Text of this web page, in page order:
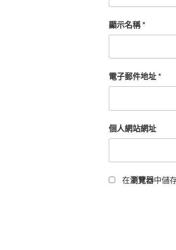
顯示名稱*
電子郵件地址*
個人網站網址
在瀏覽器中儲